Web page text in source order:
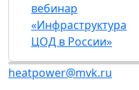
вебинар
«Инфраструктура
ЦОД в России»
heatpower@mvk.ru